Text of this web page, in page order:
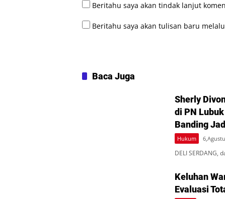
Beritahu saya akan tindak lanjut
Beritahu saya akan tulisan baru
Baca Juga
Sherly
di PN
Banding
Hukum
DELI SERDANG,
Keluhan
Evaluasi